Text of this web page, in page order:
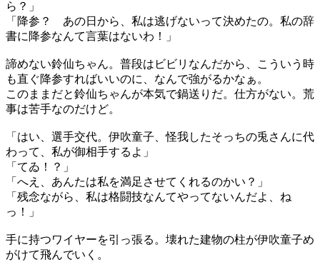
ら？」
「降参？ あの日から、私は逃げないって決めたの。私の辞
書に降参なんて言葉はないわ！」
諦めない鈴仙ちゃん。普段はビビリなんだから、こういう時
も直ぐ降参すればいいのに、なんで強がるかなぁ。
このままだと鈴仙ちゃんが本気で鍋送りだ。仕方がない。荒
事は苦手なのだけど。
「はい、選手交代。伊吹童子、怪我したそっちの兎さんに代
わって、私が御相手するよ」
「てゐ！？」
「へえ、あんたは私を満足させてくれるのかい？」
「残念ながら、私は格闘技なんてやってないんだよ、ね
っ！」
手に持つワイヤーを引っ張る。壊れた建物の柱が伊吹童子め
がけて飛んでいく。